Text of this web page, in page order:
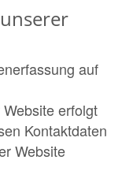
auf
erfolgt
Kontaktdaten
Website